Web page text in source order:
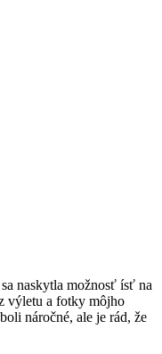
naskytla možnosť ísť na
výletu a fotky môjho
náročné, ale je rád, že